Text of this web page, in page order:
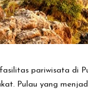
pariwisata di
Pulau yang